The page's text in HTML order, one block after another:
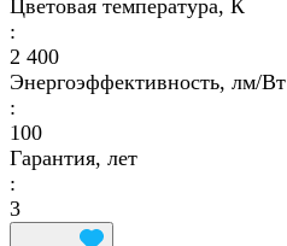
Цветовая температура, К
:
2 400
Энергоэффективность, лм/Вт
:
100
Гарантия, лет
:
3